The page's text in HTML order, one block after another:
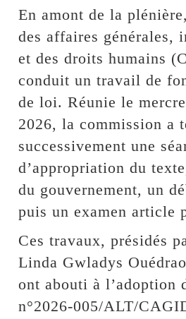
En amont de la
des affaires générales,
et des droits humains
conduit un travail de
de loi. Réunie le
2026, la commission a
successivement une
d’appropriation du
du gouvernement, un
puis un examen article
Ces travaux, présidés
Linda Gwladys
ont abouti à l’adoption
n°2026-005/ALT/